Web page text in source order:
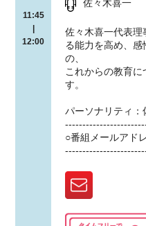
11:45
12:00
佐々木喜一
佐々木喜一代表
る能力を高め、
の、
これからの教育
す。
パーソナリティ：
○番組メールアド